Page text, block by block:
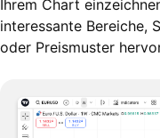
Ihrem Chart
interessante Bereiche,
oder Preismuster